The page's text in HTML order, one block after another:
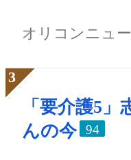
オリコンニュ
「要介護5」
んの今
94